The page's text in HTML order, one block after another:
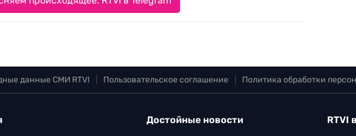
данные СМИ RTVI Пользовательское соглашение Политика обработки
Достойные новости RTVI